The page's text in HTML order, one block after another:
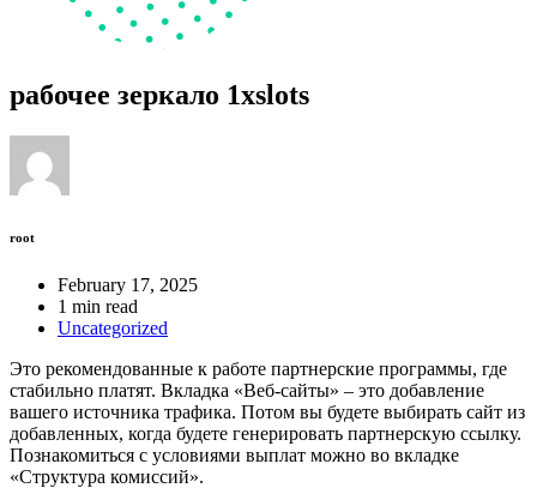
рабочее зеркало 1xslots
root
February 17, 2025
1 min read
Uncategorized
Это рекомендованные к работе партнерские программы, где
стабильно платят. Вкладка «Веб-сайты» – это добавление
вашего источника трафика. Потом вы будете выбирать сайт из
добавленных, когда будете генерировать партнерскую ссылку.
Познакомиться с условиями выплат можно во вкладке
«Структура комиссий».